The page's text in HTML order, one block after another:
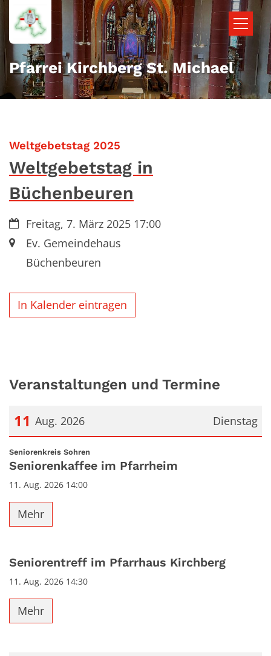
Zum Inhalt springen
Pfarrei Kirchberg St. Michael
Weltgebetstag 2025
Weltgebetstag in
Büchenbeuren
Datum:Freitag, 7. März 2025 17:00
Ort:Ev. Gemeindehaus
Büchenbeuren
In Kalender eintragen
Veranstaltungen und Termine
Dienstag
11 Aug. 2026
Datum: 11. August 2026
Seniorenkreis Sohren
Seniorenkaffee im Pfarrheim
11. Aug. 2026 14:00
Mehr
Seniorentreff im Pfarrhaus Kirchberg
11. Aug. 2026 14:30
Mehr